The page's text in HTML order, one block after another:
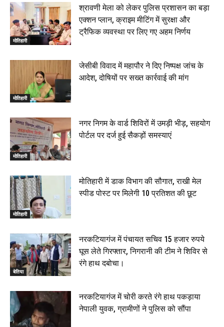
मोतिहारी
श्रावणी मेला को लेकर पुलिस प्रशासन का बड़ा
एक्शन प्लान, क्राइम मीटिंग में सुरक्षा और
ट्रैफिक व्यवस्था पर लिए गए अहम निर्णय
मोतिहारी
जेसीबी विवाद में महापौर ने दिए निष्पक्ष जांच के
आदेश, दोषियों पर सख्त कार्रवाई की मांग
मोतिहारी
नगर निगम के वार्ड शिविरों में उमड़ी भीड़, सहयोग
पोर्टल पर दर्ज हुई सैकड़ों समस्याएं
मोतिहारी
मोतिहारी में डाक विभाग की सौगात, राखी मेल
स्पीड पोस्ट पर मिलेगी 10 प्रतिशत की छूट
बेतिया
नरकटियागंज में पंचायत सचिव 15 हजार रुपये
घूस लेते गिरफ्तार, निगरानी की टीम ने शिविर से
रंगे हाथ दबोचा।
नरकटियागंज में चोरी करते रंगे हाथ पकड़ाया
नेपाली युवक, ग्रामीणों ने पुलिस को सौंपा